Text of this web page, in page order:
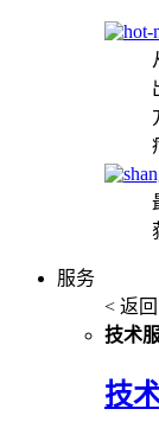
服务
< 返回
技术
技